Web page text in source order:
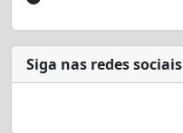
Siga nas redes sociais